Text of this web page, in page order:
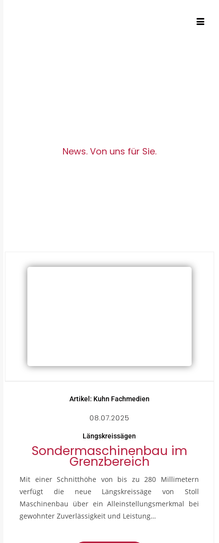
News. Von uns für Sie.
Artikel: Kuhn Fachmedien
08.07.2025
Längskreissägen
Sondermaschinenbau im
Grenzbereich
Mit einer Schnitthöhe von bis zu 280 Millimetern
verfügt die neue Längskreissäge von Stoll
Maschinenbau über ein Alleinstellungsmerkmal bei
gewohnter Zuverlässigkeit und Leistung…